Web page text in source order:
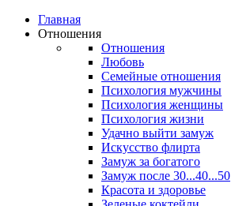
Главная
Отношения
Отношения
Любовь
Семейные отношения
Психология мужчины
Психология женщины
Психология жизни
Удачно выйти замуж
Искусство флирта
Замуж за богатого
Замуж после 30...40...50
Красота и здоровье